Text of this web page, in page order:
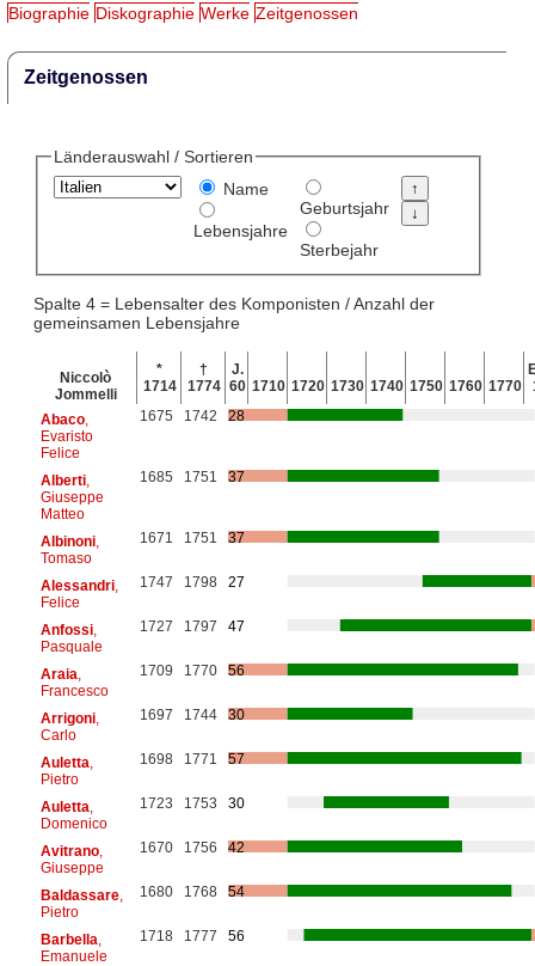
Biographie Diskographie Werke Zeitgenossen
Zeitgenossen
Länderauswahl / Sortieren
Name
Lebensjahre
Geburtsjahr
Sterbejahr
Spalte 4 = Lebensalter des Komponisten / Anzahl der
gemeinsamen Lebensjahre
Niccolò
Jommelli
*
1714
†
1774
J.
60 1710 1720 1730 1740 1750 1760 1770
Abaco,
Evaristo
Felice
1675 1742 28
Alberti,
Giuseppe
Matteo
1685 1751 37
Albinoni,
Tomaso
1671 1751 37
Alessandri,
Felice
1747 1798 27
Anfossi,
Pasquale
1727 1797 47
Araia
Francesco
1709 1770 56
Arrigoni,
Carlo
1697 1744 30
Auletta
Pietro
1698 1771 57
Auletta
Domenico
1723 1753 30
Avitrano,
Giuseppe
1670 1756 42
Baldassare,
Pietro
1680 1768 54
Barbella
Emanuele
1718 1777 56